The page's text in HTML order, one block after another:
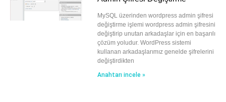
MySQL üzerinden wordpress admin şifresi
değiştirme işlemi wordpress admin şifresini
değiştirip unutan arkadaşlar için en başarılı
çözüm yoludur. WordPress sistemi
kullanan arkadaşlarımız genelde şifrelerini
değiştirdikten
Anahtarı incele »